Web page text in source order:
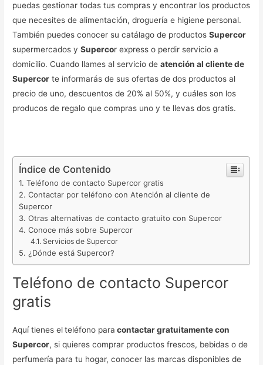
puedas gestionar todas tus compras y encontrar los productos
que necesites de alimentación, droguería e higiene personal.
También puedes conocer su catálago de productosSupercor
supermercados ySupercor express o perdir servicio a
domicilio. Cuando llames al servicio deatención al cliente de
Supercor te informarás de sus ofertas de dos productos al
precio de uno, descuentos de 20% al 50%, y cuáles son los
producos de regalo que compras uno y te llevas dos gratis.
Índice de Contenido
Teléfono de contacto Supercor gratis
Contactar por teléfono con Atención al cliente de
Supercor
Otras alternativas de contacto gratuito con Supercor
Conoce más sobre Supercor
Servicios de Supercor
¿Dónde está Supercor?
Teléfono de contacto Supercor
gratis
Aquí tienes elteléfono para contactar gratuitamente con
Supercor, si quieres comprar productos frescos, bebidas o de
perfumería para tu hogar, conocer las marcas disponibles de